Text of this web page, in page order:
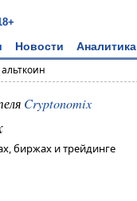
Новости Аналитика
альткоин
Cryptonomix
биржах и трейдинге